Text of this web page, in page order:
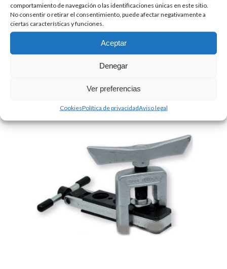
comportamiento de navegación o las identificaciones únicas en este sitio.
No consentir o retirar el consentimiento, puede afectar negativamente a
ciertas características y funciones.
Aceptar
Denegar
Ver preferencias
CookiesPolítica de privacidadAviso legal
KIT R22 – R407C – R134A – R404A + R410A Y R32
€